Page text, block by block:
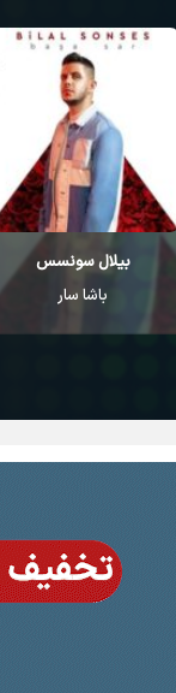
بیلال سونسس
باشا سار